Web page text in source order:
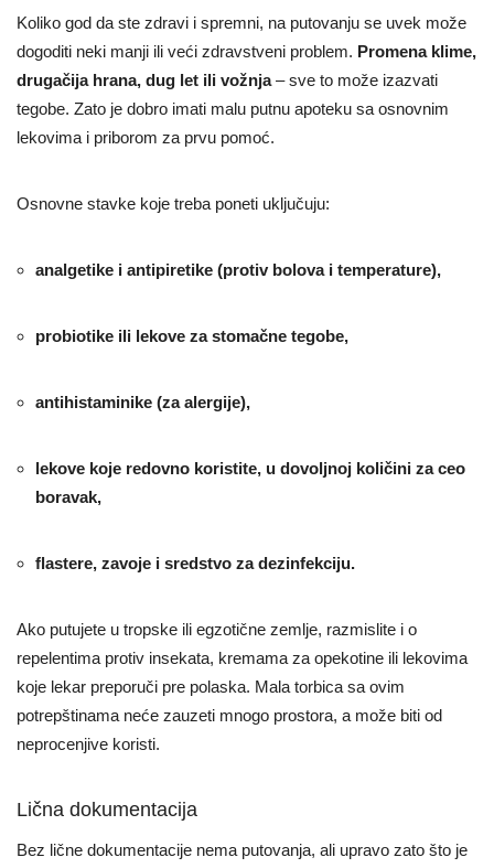
Koliko god da ste zdravi i spremni, na putovanju se uvek može
dogoditi neki manji ili veći zdravstveni problem. Promena klime,
drugačija hrana, dug let ili vožnja– sve to može izazvati
tegobe. Zato je dobro imati malu putnu apoteku sa osnovnim
lekovima i priborom za prvu pomoć.
Osnovne stavke koje treba poneti uključuju:
analgetike i antipiretike (protiv bolova i temperature),
probiotike ili lekove za stomačne tegobe,
antihistaminike (za alergije),
lekove koje redovno koristite, u dovoljnoj količini za ceo
boravak,
flastere, zavoje i sredstvo za dezinfekciju.
Ako putujete u tropske ili egzotične zemlje, razmislite i o
repelentima protiv insekata, kremama za opekotine ili lekovima
koje lekar preporuči pre polaska. Mala torbica sa ovim
potrepštinama neće zauzeti mnogo prostora, a može biti od
neprocenjive koristi.
Lična dokumentacija
Bez lične dokumentacije nema putovanja, ali upravo zato što je